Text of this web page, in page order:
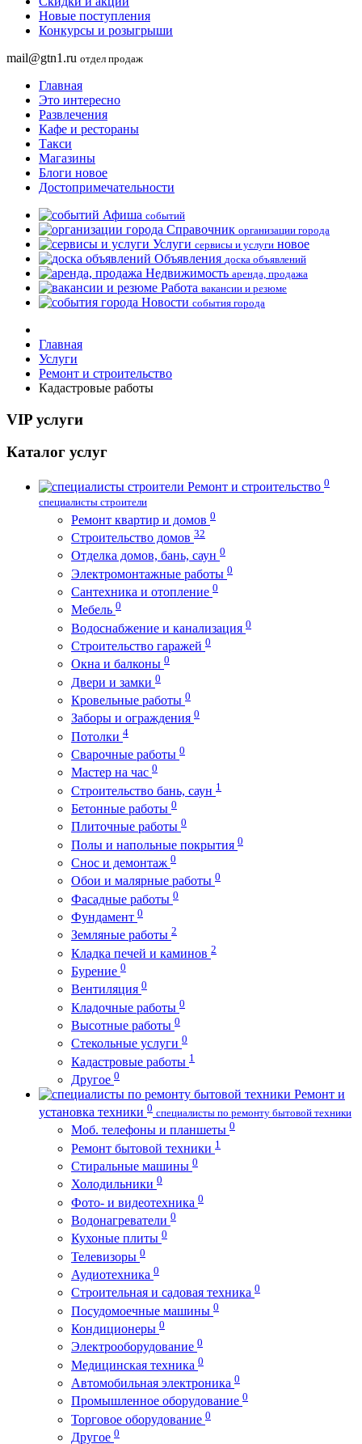
Новые поступления
Конкурсы и розыгрыши
mail@gtn1.ru отдел продаж
Главная
Это интересно
Развлечения
Кафе и рестораны
Такси
Магазины
Блоги новое
Достопримечательности
Афиша событий
Справочник организации города
Услуги сервисы и услуги новое
Объявления доска объявлений
Недвижимость аренда, продажа
Работа вакансии и резюме
Новости события города
Главная
Услуги
Ремонт и строительство
Кадастровые работы
VIP услуги
Каталог услуг
Ремонт и строительство 0
специалисты строители
Ремонт квартир и домов 0
Строительство домов 32
Отделка домов, бань, саун 0
Электромонтажные работы 0
Сантехника и отопление 0
Мебель 0
Водоснабжение и канализация 0
Строительство гаражей 0
Окна и балконы 0
Двери и замки 0
Кровельные работы 0
Заборы и ограждения 0
Потолки 4
Сварочные работы 0
Мастер на час 0
Строительство бань, саун 1
Бетонные работы 0
Плиточные работы 0
Полы и напольные покрытия 0
Снос и демонтаж 0
Обои и малярные работы 0
Фасадные работы 0
Фундамент 0
Земляные работы 2
Кладка печей и каминов 2
Бурение 0
Вентиляция 0
Кладочные работы 0
Высотные работы 0
Стекольные услуги 0
Кадастровые работы 1
Другое 0
Ремонт и
установка техники 0 специалисты по ремонту бытовой техники
Моб. телефоны и планшеты 0
Ремонт бытовой техники 1
Стиральные машины 0
Холодильники 0
Фото- и видеотехника 0
Водонагреватели 0
Кухоные плиты 0
Телевизоры 0
Аудиотехника 0
Строительная и садовая техника 0
Посудомоечные машины 0
Кондиционеры 0
Электрооборудование 0
Медицинская техника 0
Автомобильная электроника 0
Промышленное оборудование 0
Торговое оборудование 0
Другое 0